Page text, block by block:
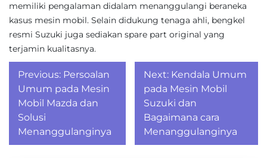
memiliki pengalaman didalam menanggulangi beraneka
kasus mesin mobil. Selain didukung tenaga ahli, bengkel
resmi Suzuki juga sediakan spare part original yang
terjamin kualitasnya.
Post
navigation
Previous: Persoalan
Umum pada Mesin
Mobil Mazda dan
Solusi
Menanggulanginya
Next: Kendala Umum
pada Mesin Mobil
Suzuki dan
Bagaimana cara
Menanggulanginya